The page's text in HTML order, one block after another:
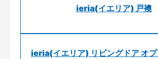
ieria(イエリア) 戸襖
ieria(イエリア) リビングドア オ